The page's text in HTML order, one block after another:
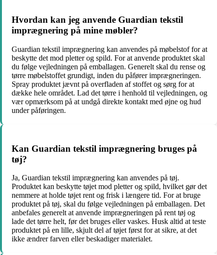
Hvordan kan jeg anvende Guardian tekstil
imprægnering på mine møbler?
Guardian tekstil imprægnering kan anvendes på møbelstof for at
beskytte det mod pletter og spild. For at anvende produktet skal
du følge vejledningen på emballagen. Generelt skal du rense og
tørre møbelstoffet grundigt, inden du påfører imprægneringen.
Spray produktet jævnt på overfladen af stoffet og sørg for at
dække hele området. Lad det tørre i henhold til vejledningen, og
vær opmærksom på at undgå direkte kontakt med øjne og hud
under påføringen.
Kan Guardian tekstil imprægnering bruges på
tøj?
Ja, Guardian tekstil imprægnering kan anvendes på tøj.
Produktet kan beskytte tøjet mod pletter og spild, hvilket gør det
nemmere at holde tøjet rent og frisk i længere tid. For at bruge
produktet på tøj, skal du følge vejledningen på emballagen. Det
anbefales generelt at anvende imprægneringen på rent tøj og
lade det tørre helt, før det bruges eller vaskes. Husk altid at teste
produktet på en lille, skjult del af tøjet først for at sikre, at det
ikke ændrer farven eller beskadiger materialet.